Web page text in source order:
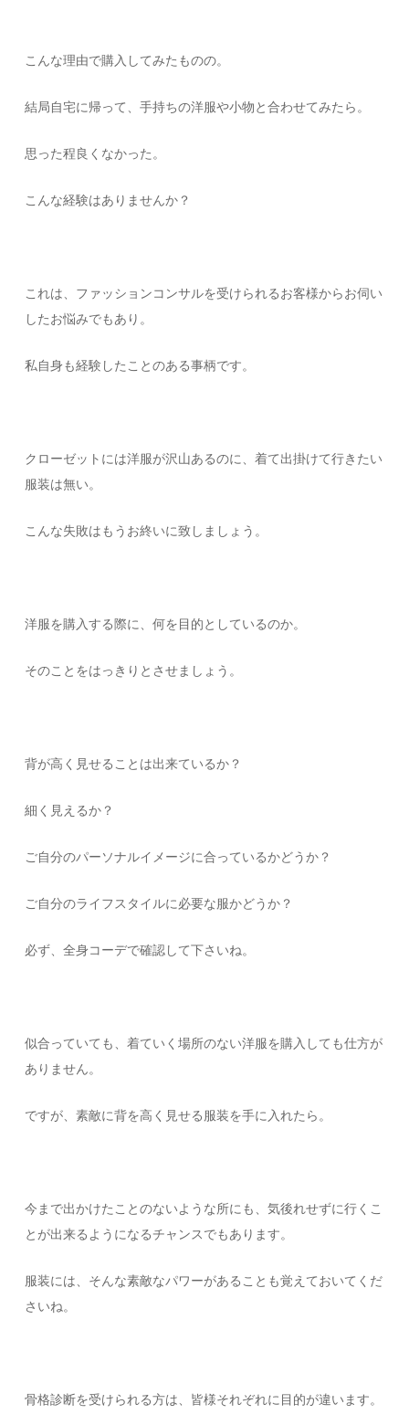
こんな理由で購入してみたものの。
結局自宅に帰って、手持ちの洋服や小物と合わせてみたら。
思った程良くなかった。
こんな経験はありませんか？
これは、ファッションコンサルを受けられるお客様からお伺い
したお悩みでもあり。
私自身も経験したことのある事柄です。
クローゼットには洋服が沢山あるのに、着て出掛けて行きたい
服装は無い。
こんな失敗はもうお終いに致しましょう。
洋服を購入する際に、何を目的としているのか。
そのことをはっきりとさせましょう。
背が高く見せることは出来ているか？
細く見えるか？
ご自分のパーソナルイメージに合っているかどうか？
ご自分のライフスタイルに必要な服かどうか？
必ず、全身コーデで確認して下さいね。
似合っていても、着ていく場所のない洋服を購入しても仕方が
ありません。
ですが、素敵に背を高く見せる服装を手に入れたら。
今まで出かけたことのないような所にも、気後れせずに行くこ
とが出来るようになるチャンスでもあります。
服装には、そんな素敵なパワーがあることも覚えておいてくだ
さいね。
骨格診断を受けられる方は、皆様それぞれに目的が違います。